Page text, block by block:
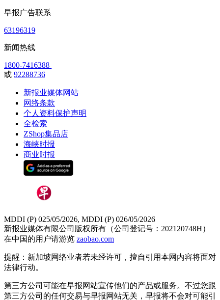
早报广告联系
63196319
新闻热线
1800-7416388
或 92288736
新报业媒体网站
网络条款
个人资料保护声明
全检索
ZShop集品店
海峡时报
商业时报
MDDI (P) 025/05/2026, MDDI (P) 026/05/2026
新报业媒体有限公司版权所有（公司登记号：202120748H）
在中国的用户请游览 zaobao.com
提醒：新加坡网络业者若未经许可，擅自引用本网内容将面对
法律行动。
第三方公司可能在早报网站宣传他们的产品或服务。不过您跟
第三方公司的任何交易与早报网站无关，早报将不会对可能引